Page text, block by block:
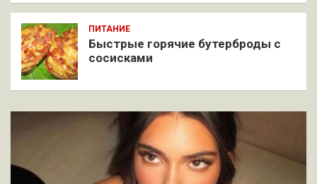
ПИТАНИЕ
Быстрые горячие бутерброды с
сосисками